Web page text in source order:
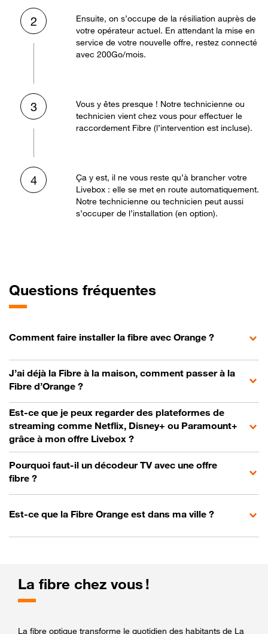
2
Ensuite, on s’occupe de la résiliation auprès de
votre opérateur actuel. En attendant la mise en
service de votre nouvelle offre, restez connecté
avec 200Go/mois.
3
Vous y êtes presque ! Notre technicienne ou
technicien vient chez vous pour effectuer le
raccordement Fibre (l’intervention est incluse).
4
Ça y est, il ne vous reste qu’à brancher votre
Livebox : elle se met en route automatiquement.
Notre technicienne ou technicien peut aussi
s’occuper de l’installation (en option).
Questions fréquentes
Comment faire installer la fibre avec Orange ?
J’ai déjà la Fibre à la maison, comment passer à la
Fibre d’Orange ?
Est-ce que je peux regarder des plateformes de
streaming comme Netflix, Disney+ ou Paramount+
grâce à mon offre Livebox ?
Pourquoi faut-il un décodeur TV avec une offre
fibre ?
Est-ce que la Fibre Orange est dans ma ville ?
La fibre chez vous !
La fibre optique transforme le quotidien des habitants de La